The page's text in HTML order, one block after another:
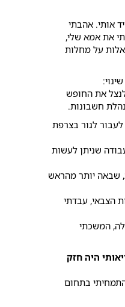
אותי. אהבתי
את אמא שלי,
על מחלות
את החופש
חשבונות.
לגור בצרפת
שניתן לעשות
שבאה יותר מהראש
הצבאי, עבדתי
המשכתי
היה חזק
בתחום